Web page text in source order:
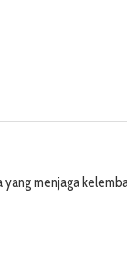
menjaga